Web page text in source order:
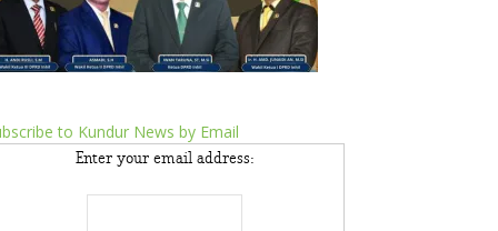
to Kundur News by Email
Enter your email address: